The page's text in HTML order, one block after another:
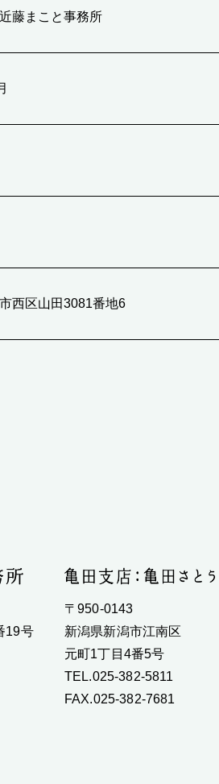
藤まこと事務所
西区山田3081番地6
19号
〒950-0143
新潟県新潟市江南区
元町1丁目4番5号
TEL.025-382-5811
FAX.025-382-7681